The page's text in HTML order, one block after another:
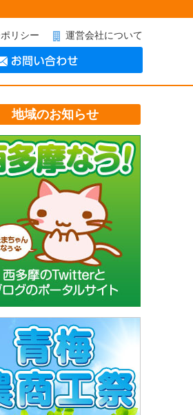
リシー 運営会社について
地域のお知らせ